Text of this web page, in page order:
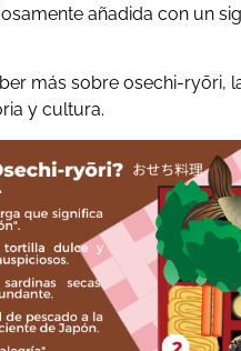
añadida con un
más sobre osechi-ryōri,
y cultura.